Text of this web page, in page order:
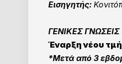
Εισηγητής:
ΓΕΝΙΚΕΣ ΓΝΩΣΕΙΣ
Έναρξη νέου
*Μετά από 3